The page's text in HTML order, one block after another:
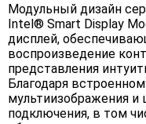
Модульный дизайн
Intel® Smart Display
дисплей,
воспроизведение
представления
Благодаря
мультиизображения
подключения, в том